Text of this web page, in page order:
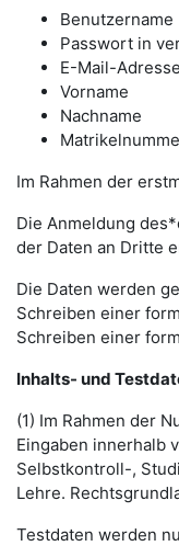
Benutzername
Passwort in
E-Mail-Adresse
Vorname
Nachname
Im Rahmen der
Die Anmeldung
der Daten an Dritte
Die Daten werden
Schreiben einer
Schreiben einer
Inhalts- und
(1) Im Rahmen der
Eingaben innerhalb
Selbstkontroll-,
Lehre.
Testdaten werden